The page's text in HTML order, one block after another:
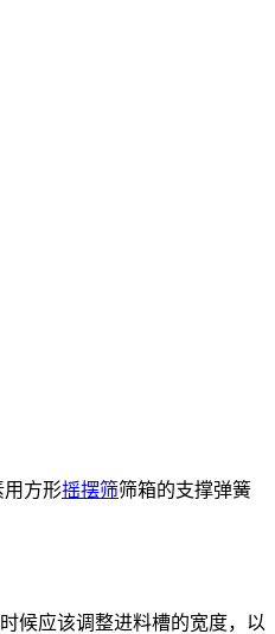
方形摇摆筛筛箱的支撑弹簧
候应该调整进料槽的宽度，以